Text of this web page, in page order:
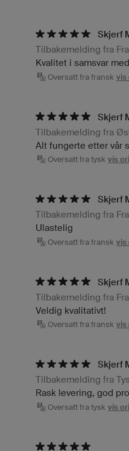
Skjerf
Tilbakemelding fra
Kvalitet i samsvar
Oversatt fra fransk vis
Skjerf
Tilbakemelding fra
Alt fungerte etter vår
Oversatt fra tysk vis
Skjerf
Tilbakemelding fra
Ulastelig
Oversatt fra fransk vis
Skjerf
Tilbakemelding fra
Veldig kvalitativt!
Oversatt fra fransk vis
Skjerf
Tilbakemelding fra
Rask levering, god
Oversatt fra tysk vis